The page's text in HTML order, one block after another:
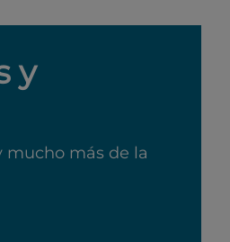
y
mucho más de la